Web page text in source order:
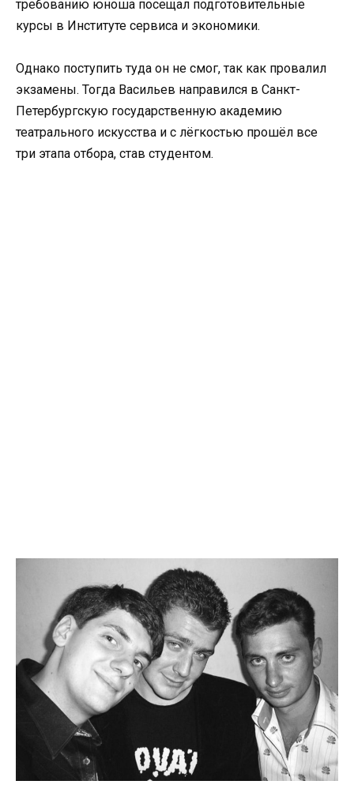
требованию юноша посещал подготовительные
курсы в Институте сервиса и экономики.
Однако поступить туда он не смог, так как провалил
экзамены. Тогда Васильев направился в Санкт-
Петербургскую государственную академию
театрального искусства и с лёгкостью прошёл все
три этапа отбора, став студентом.